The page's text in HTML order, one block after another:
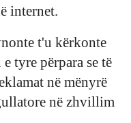
internet.
t'u kërkonte
tyre përpara se të
në mënyrë
në zhvillim